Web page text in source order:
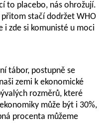
to placebo, nás ohrožují.
stačí dodržet WHO
i zde si komunisté u moci
tábor, postupně se
zemi k ekonomické
rozměrů, které
může být i 30%,
procenta můžeme